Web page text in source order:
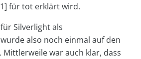
für tot erklärt wird.
Silverlight als
also noch einmal auf den
war auch klar, dass